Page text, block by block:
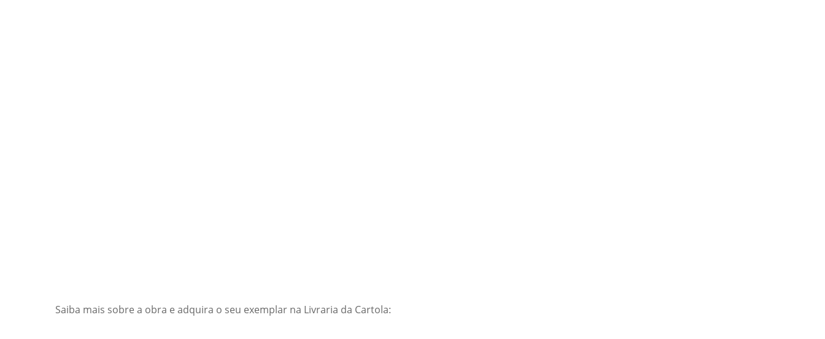
Saiba mais sobre a obra e adquira o seu exemplar na Livraria da Cartola: